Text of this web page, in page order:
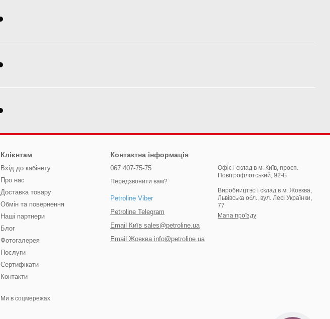
Клієнтам
Вхід до кабінету
Про нас
Доставка товару
Обмін та повернення
Наші партнери
Блог
Фотогалерея
Послуги
Сертифікати
Контакти
Ми в соцмережах
Контактна інформація
067 407-75-75
Передзвонити вам?
Petroline Viber
Petroline Telegram
Email Київ sales@petroline.ua
Email Жовква info@petroline.ua
Офіс і склад в м. Київ, просп.
Повітрофлотський, 92-Б
Виробництво і склад в м. Жовква,
Львівська обл., вул. Лесі Українки,
77
Мапа проїзду